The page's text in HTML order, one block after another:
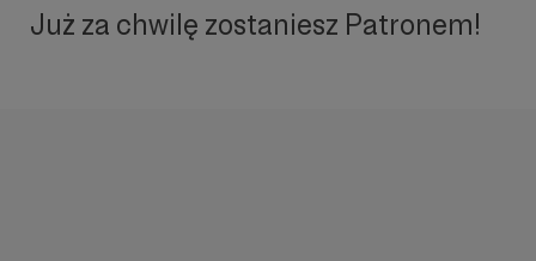
Już za chwilę zostaniesz Patronem!